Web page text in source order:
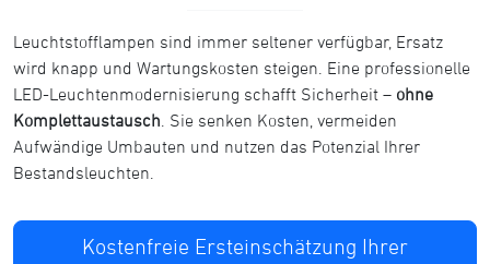
Leuchtstofflampen sind immer seltener verfügbar, Ersatz
wird knapp und Wartungskosten steigen. Eine professionelle
LED-Leuchtenmodernisierung schafft Sicherheit – ohne
Komplettaustausch . Sie senken Kosten, vermeiden
Aufwändige Umbauten und nutzen das Potenzial Ihrer
Bestandsleuchten.
Kostenfreie Ersteinschätzung Ihrer